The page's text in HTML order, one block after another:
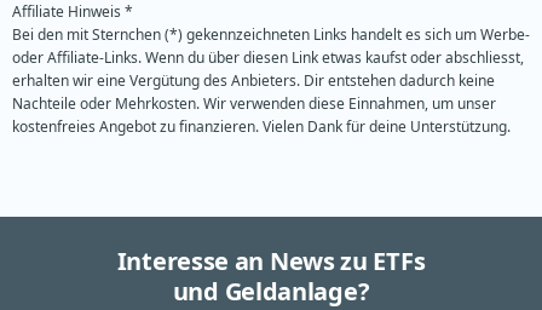
Affiliate Hinweis *
Bei den mit Sternchen (*) gekennzeichneten Links handelt es sich um Werbe-
oder Affiliate-Links. Wenn du über diesen Link etwas kaufst oder abschliesst,
erhalten wir eine Vergütung des Anbieters. Dir entstehen dadurch keine
Nachteile oder Mehrkosten. Wir verwenden diese Einnahmen, um unser
kostenfreies Angebot zu finanzieren. Vielen Dank für deine Unterstützung.
Interesse an News zu ETFs
und Geldanlage?